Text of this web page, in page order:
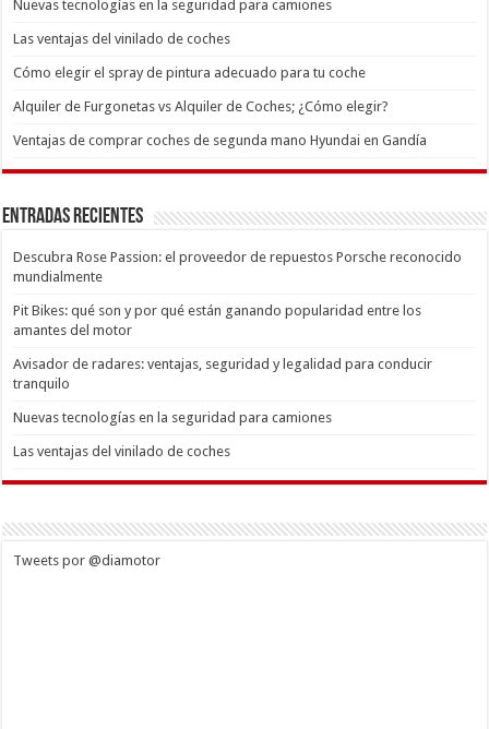
Nuevas tecnologías en la seguridad para camiones
Las ventajas del vinilado de coches
Cómo elegir el spray de pintura adecuado para tu coche
Alquiler de Furgonetas vs Alquiler de Coches; ¿Cómo elegir?
Ventajas de comprar coches de segunda mano Hyundai en Gandía
Entradas recientes
Descubra Rose Passion: el proveedor de repuestos Porsche reconocido
mundialmente
Pit Bikes: qué son y por qué están ganando popularidad entre los
amantes del motor
Avisador de radares: ventajas, seguridad y legalidad para conducir
tranquilo
Nuevas tecnologías en la seguridad para camiones
Las ventajas del vinilado de coches
Tweets por @diamotor